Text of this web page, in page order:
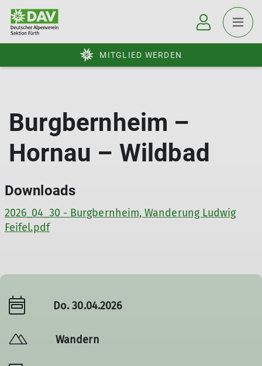
MITGLIED WERDEN
Burgbernheim –
Hornau – Wildbad
Downloads
2026_04_30 - Burgbernheim, Wanderung Ludwig
Feifel.pdf
Do. 30.04.2026
Wandern